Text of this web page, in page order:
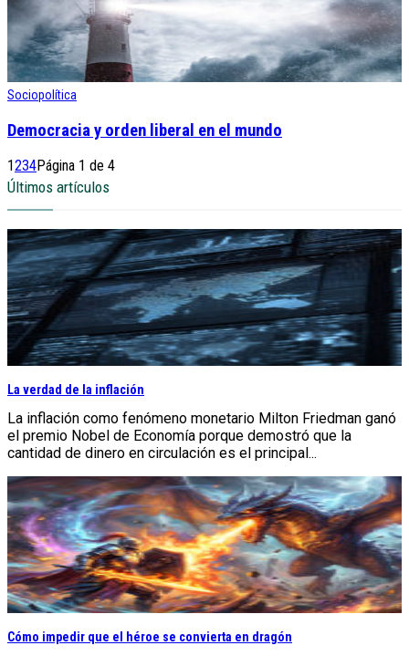
Sociopolítica
Democracia y orden liberal en el mundo
1234Página 1 de 4
Últimos artículos
La verdad de la inflación
La inflación como fenómeno monetario Milton Friedman ganó
el premio Nobel de Economía porque demostró que la
cantidad de dinero en circulación es el principal...
Cómo impedir que el héroe se convierta en dragón